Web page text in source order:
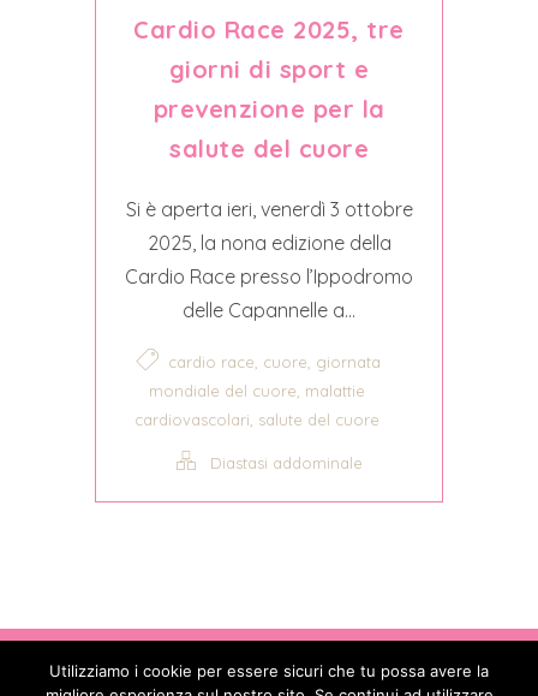
Cardio Race 2025, tre
giorni di sport e
prevenzione per la
salute del cuore
Si è aperta ieri, venerdì 3 ottobre
2025, la nona edizione della
Cardio Race presso l’Ippodromo
delle Capannelle a...
cardio race, cuore, giornata
mondiale del cuore, malattie
cardiovascolari, salute del cuore
Diastasi addominale
Copyright © 2017 - 2026. All Rights
Utilizziamo i cookie per essere sicuri che tu possa avere la